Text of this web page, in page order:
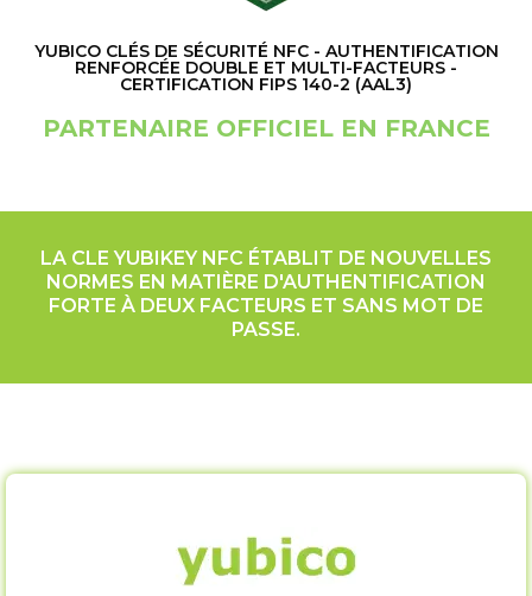
YUBICO CLÉS DE SÉCURITÉ NFC - AUTHENTIFICATION
RENFORCÉE DOUBLE ET MULTI-FACTEURS -
CERTIFICATION FIPS 140-2 (AAL3)
PARTENAIRE OFFICIEL EN FRANCE
LA CLE YUBIKEY NFC ÉTABLIT DE NOUVELLES
NORMES EN MATIÈRE D'AUTHENTIFICATION
FORTE À DEUX FACTEURS ET SANS MOT DE
PASSE.